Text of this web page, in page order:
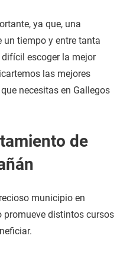
ya que, una
tiempo y entre tanta
escoger la mejor
las mejores
necesitas en Gallegos
de
municipio en
distintos cursos